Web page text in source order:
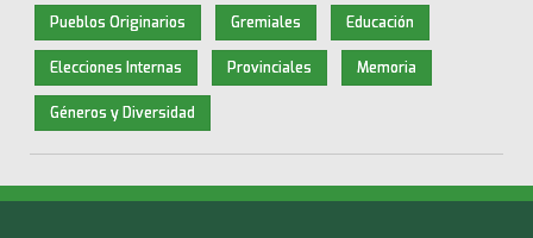
Pueblos Originarios Gremiales Educación
Elecciones Internas Provinciales Memoria
Géneros y Diversidad